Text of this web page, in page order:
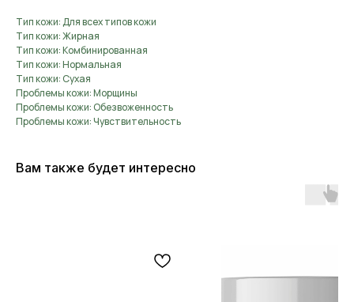
Тип кожи: Для всех типов кожи
Тип кожи: Жирная
Тип кожи: Комбинированная
Тип кожи: Нормальная
Тип кожи: Сухая
Проблемы кожи: Морщины
Проблемы кожи: Обезвоженность
Проблемы кожи: Чувствительность
Вам также будет интересно